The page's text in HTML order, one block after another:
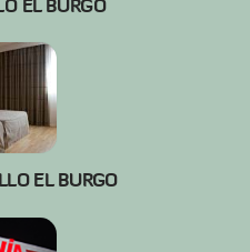
EL BURGO
EL BURGO